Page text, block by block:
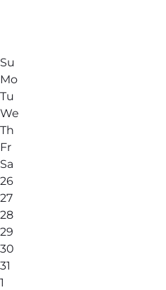
Su
Mo
Tu
We
Th
Fr
Sa
26
27
28
29
30
31
1